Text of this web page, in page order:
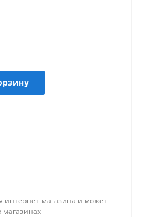
интернет-магазина и может
магазинах